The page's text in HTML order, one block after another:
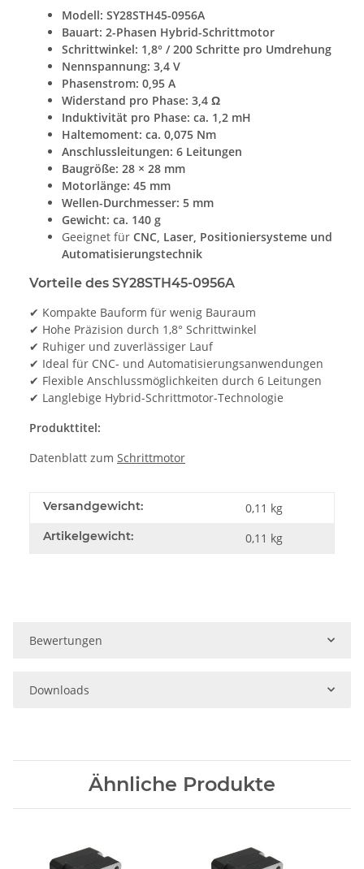
Modell: SY28STH45-0956A
Bauart: 2-Phasen Hybrid-Schrittmotor
Schrittwinkel: 1,8° / 200 Schritte pro Umdrehung
Nennspannung: 3,4 V
Phasenstrom: 0,95 A
Widerstand pro Phase: 3,4 Ω
Induktivität pro Phase: ca. 1,2 mH
Haltemoment: ca. 0,075 Nm
Anschlussleitungen: 6 Leitungen
Baugröße: 28 × 28 mm
Motorlänge: 45 mm
Wellen-Durchmesser: 5 mm
Gewicht: ca. 140 g
Geeignet für CNC, Laser, Positioniersysteme und
Automatisierungstechnik
Vorteile des SY28STH45-0956A
✔ Kompakte Bauform für wenig Bauraum
✔ Hohe Präzision durch 1,8° Schrittwinkel
✔ Ruhiger und zuverlässiger Lauf
✔ Ideal für CNC- und Automatisierungsanwendungen
✔ Flexible Anschlussmöglichkeiten durch 6 Leitungen
✔ Langlebige Hybrid-Schrittmotor-Technologie
Produkttitel:
Datenblatt zum Schrittmotor
Versandgewicht: 0,11 kg
Artikelgewicht: 0,11 kg
Bewertungen
Downloads
Ähnliche Produkte